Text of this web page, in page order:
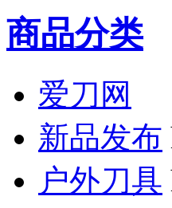
商品分类
爱刀网
新品发布
户外刀具